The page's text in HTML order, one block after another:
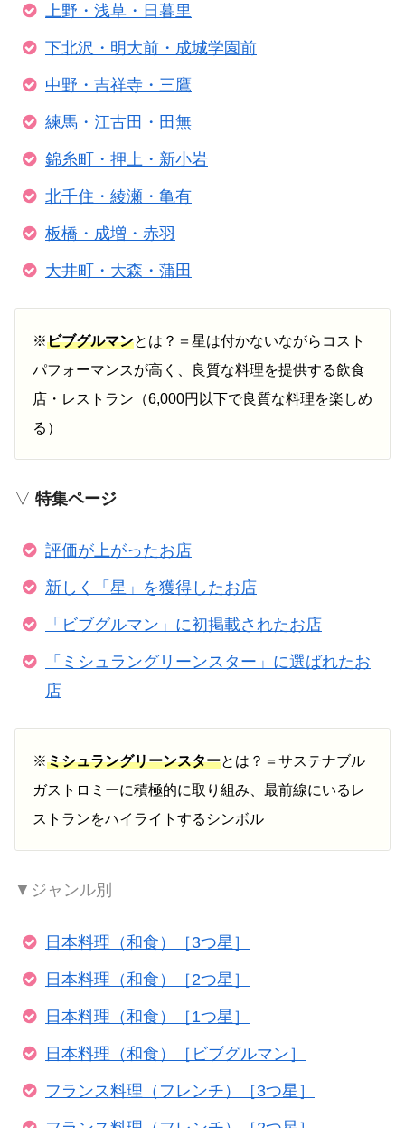
上野・浅草・日暮里
下北沢・明大前・成城学園前
中野・吉祥寺・三鷹
練馬・江古田・田無
錦糸町・押上・新小岩
北千住・綾瀬・亀有
板橋・成増・赤羽
大井町・大森・蒲田
※ビブグルマンとは？＝星は付かないながらコスト
パフォーマンスが高く、良質な料理を提供する飲食
店・レストラン（6,000円以下で良質な料理を楽しめ
る）
▽ 特集ページ
評価が上がったお店
新しく「星」を獲得したお店
「ビブグルマン」に初掲載されたお店
「ミシュラングリーンスター」に選ばれたお
店
※ミシュラングリーンスターとは？＝サステナブル
ガストロミーに積極的に取り組み、最前線にいるレ
ストランをハイライトするシンボル
▼ジャンル別
日本料理（和食）［3つ星］
日本料理（和食）［2つ星］
日本料理（和食）［1つ星］
日本料理（和食）［ビブグルマン］
フランス料理（フレンチ）［3つ星］